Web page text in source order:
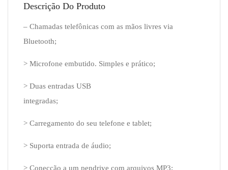
Descrição Do Produto
– Chamadas telefônicas com as mãos livres via
Bluetooth;
> Microfone embutido. Simples e prático;
> Duas entradas USB
integradas;
> Carregamento do seu telefone e tablet;
> Suporta entrada de áudio;
> Conecção a um pendrive com arquivos MP3;